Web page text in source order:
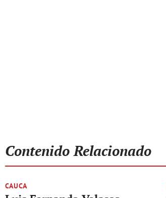
Contenido Relacionado
CAUCA